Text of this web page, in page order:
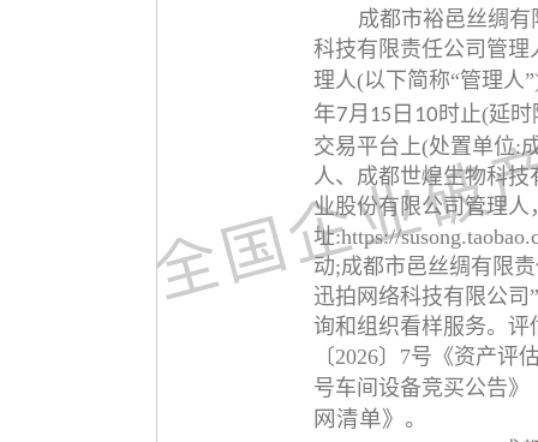
成都市裕邑丝绸
科技有限责任公司管
理人(以下简称“管理人
年7月 15 日 10时止(延时
交易平台上(处置单位:
人、成都世煌生物科
业股份有限公司管理
址:https://
动;成都市邑丝绸有限
迅拍网络科技有限公司
询和组织看样服务。
〔2026〕7号《资产
号车间设备竞买公告》
网清单》。